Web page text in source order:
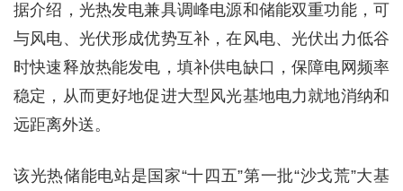
据介绍，光热发电兼具调峰电源和储能双重功能，可
与风电、光伏形成优势互补，在风电、光伏出力低谷
时快速释放热能发电，填补供电缺口，保障电网频率
稳定，从而更好地促进大型风光基地电力就地消纳和
远距离外送。
该光热储能电站是国家“十四五”第一批“沙戈荒”大基